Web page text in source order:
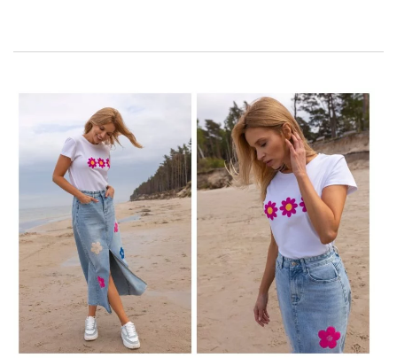
Módní rozšířená sukně – čím se
vyznačuje?
Módní rozšířená sukněthe form of A, which is in the pass or
the middle road, the most the hole or light, and the form A,
which is in the pass and not down. Mnohé z těchto sukní mají
vysoký pas, který dává pasu siluetu tvaru přesýpacích hodin.
Jsou vyrobeny z různých materiálů, od světla, jako je šifon
nebo tyl, až po strukturované materiály, stejně jako bavlnu,
džínovinu a vlnu, což vytváří konečný charakter vzhledu.
Často jsou zdobeny volánky, záhyby, kapsami a růžovými
vzory a potisky, …